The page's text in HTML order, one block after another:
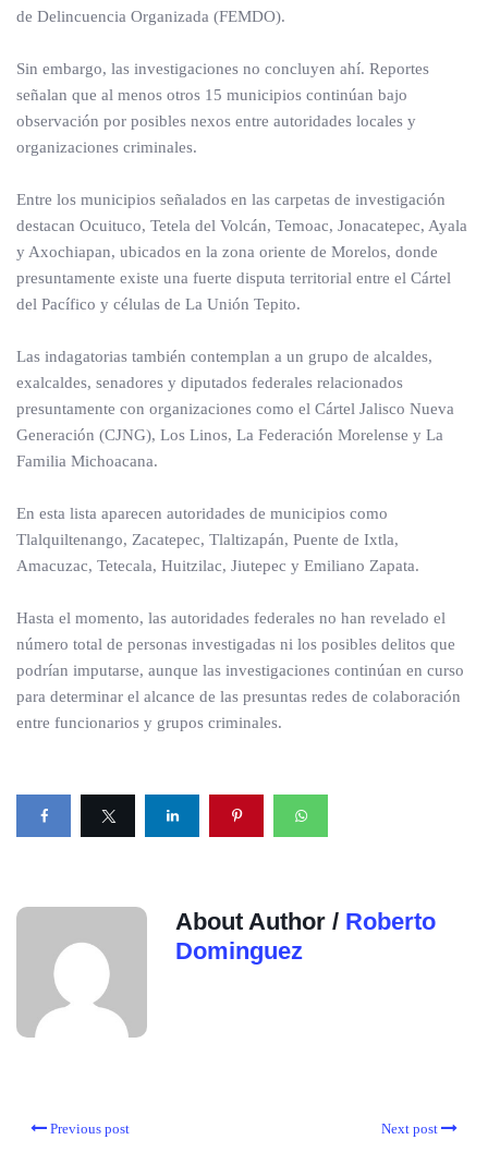
de Delincuencia Organizada (FEMDO).
Sin embargo, las investigaciones no concluyen ahí. Reportes
señalan que al menos otros 15 municipios continúan bajo
observación por posibles nexos entre autoridades locales y
organizaciones criminales.
Entre los municipios señalados en las carpetas de investigación
destacan Ocuituco, Tetela del Volcán, Temoac, Jonacatepec, Ayala
y Axochiapan, ubicados en la zona oriente de Morelos, donde
presuntamente existe una fuerte disputa territorial entre el Cártel
del Pacífico y células de La Unión Tepito.
Las indagatorias también contemplan a un grupo de alcaldes,
exalcaldes, senadores y diputados federales relacionados
presuntamente con organizaciones como el Cártel Jalisco Nueva
Generación (CJNG), Los Linos, La Federación Morelense y La
Familia Michoacana.
En esta lista aparecen autoridades de municipios como
Tlalquiltenango, Zacatepec, Tlaltizapán, Puente de Ixtla,
Amacuzac, Tetecala, Huitzilac, Jiutepec y Emiliano Zapata.
Hasta el momento, las autoridades federales no han revelado el
número total de personas investigadas ni los posibles delitos que
podrían imputarse, aunque las investigaciones continúan en curso
para determinar el alcance de las presuntas redes de colaboración
entre funcionarios y grupos criminales.
About Author / Roberto
Dominguez
Previous post Next post